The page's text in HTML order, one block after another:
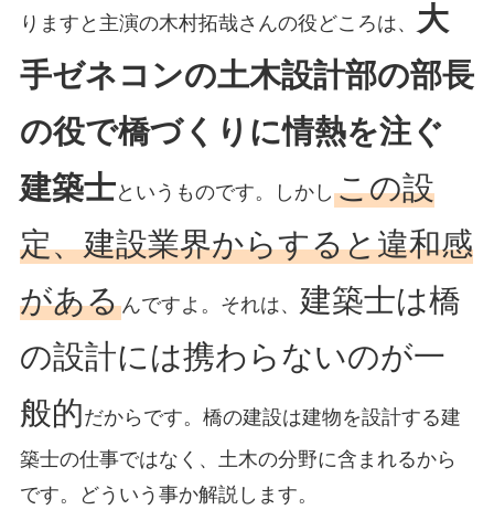
りますと主演の木村拓哉さんの役どころは、
大
手ゼネコンの土木設計部の部長
の役で橋づくりに情熱を注ぐ
建築士というものです。しかし この設
定、建設業界からすると違和感
があるんですよ。それは、 建築士は橋
の設計には携わらないのが一
般的だからです。橋の建設は建物を設計する建
築士の仕事ではなく、土木の分野に含まれるから
です。どういう事か解説します。